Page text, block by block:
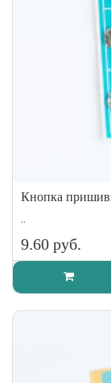
Кнопка
..
9.60 руб.